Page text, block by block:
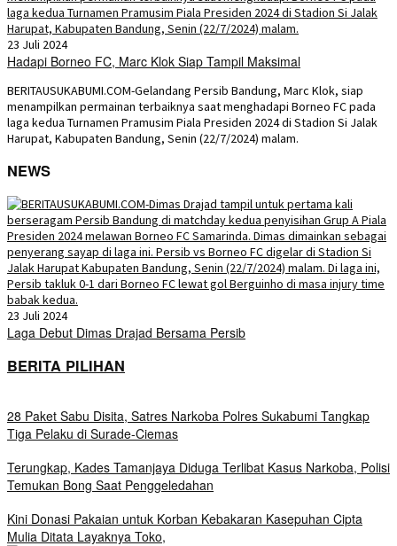
23 Juli 2024
Hadapi Borneo FC, Marc Klok Siap Tampil Maksimal
BERITAUSUKABUMI.COM-Gelandang Persib Bandung, Marc Klok, siap
menampilkan permainan terbaiknya saat menghadapi Borneo FC pada
laga kedua Turnamen Pramusim Piala Presiden 2024 di Stadion Si Jalak
Harupat, Kabupaten Bandung, Senin (22/7/2024) malam.
NEWS
23 Juli 2024
Laga Debut Dimas Drajad Bersama Persib
BERITA PILIHAN
28 Paket Sabu Disita, Satres Narkoba Polres Sukabumi Tangkap
Tiga Pelaku di Surade-Ciemas
Terungkap, Kades Tamanjaya Diduga Terlibat Kasus Narkoba, Polisi
Temukan Bong Saat Penggeledahan
Kini Donasi Pakaian untuk Korban Kebakaran Kasepuhan Cipta
Mulia Ditata Layaknya Toko,